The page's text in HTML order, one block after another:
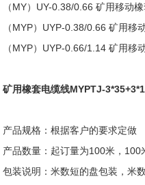
（MY）UY-0.38/0.66 矿用移动
（MYP）UYP-0.38/0.66 矿用
（MYP）UYP-0.66/1.14 矿用
矿用橡套电缆线MYPTJ-
产品规格：根据客户的要求定做
产品数量：起订量为100米，100
包装说明：米数短的盘包装，米